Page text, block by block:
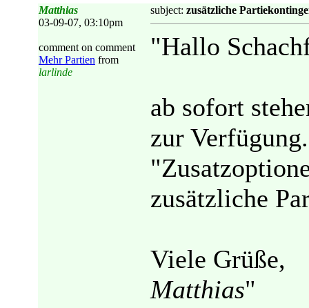
Matthias
03-09-07, 03:10pm
comment on comment
Mehr Partien from
larlinde
subject: zusätzliche
"Hallo
ab sofort
zur
zusätzliche
Viele Grüße,
Matthias"